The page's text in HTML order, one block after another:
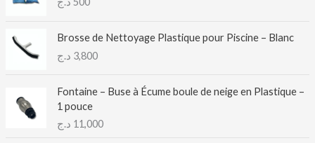
Brosse de Nettoyage Plastique pour Piscine – Blanc
3,800 د.ج
Fontaine – Buse à Écume boule de neige en Plastique –
1 pouce
11,000 د.ج